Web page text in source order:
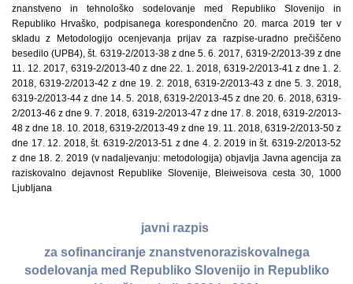
znanstveno in tehnološko sodelovanje med Republiko Slovenijo in
Republiko Hrvaško, podpisanega korespondenčno 20. marca 2019 ter v
skladu z Metodologijo ocenjevanja prijav za razpise-uradno prečiščeno
besedilo (UPB4), št. 6319-2/2013-38 z dne 5. 6. 2017, 6319-2/2013-39 z dne
11. 12. 2017, 6319-2/2013-40 z dne 22. 1. 2018, 6319-2/2013-41 z dne 1. 2.
2018, 6319-2/2013-42 z dne 19. 2. 2018, 6319-2/2013-43 z dne 5. 3. 2018,
6319-2/2013-44 z dne 14. 5. 2018, 6319-2/2013-45 z dne 20. 6. 2018, 6319-
2/2013-46 z dne 9. 7. 2018, 6319-2/2013-47 z dne 17. 8. 2018, 6319-2/2013-
48 z dne 18. 10. 2018, 6319-2/2013-49 z dne 19. 11. 2018, 6319-2/2013-50 z
dne 17. 12. 2018, št. 6319-2/2013-51 z dne 4. 2. 2019 in št. 6319-2/2013-52
z dne 18. 2. 2019 (v nadaljevanju: metodologija) objavlja Javna agencija za
raziskovalno dejavnost Republike Slovenije, Bleiweisova cesta 30, 1000
Ljubljana
javni razpis
za sofinanciranje znanstvenoraziskovalnega
sodelovanja med Republiko Slovenijo in Republiko